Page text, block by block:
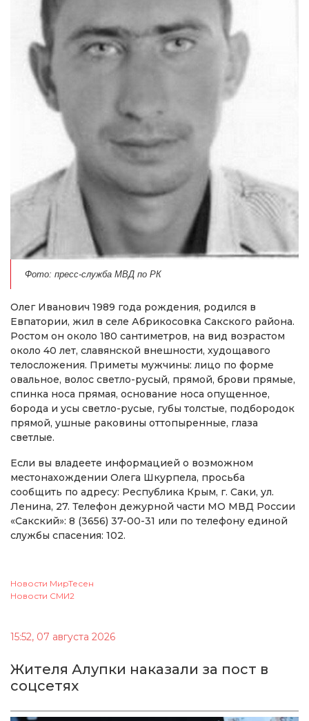
Фото: пресс-служба МВД по РК
Олег Иванович 1989 года рождения, родился в
Евпатории, жил в селе Абрикосовка Сакского района.
Ростом он около 180 сантиметров, на вид возрастом
около 40 лет, славянской внешности, худощавого
телосложения. Приметы мужчины: лицо по форме
овальное, волос светло-русый, прямой, брови прямые,
спинка носа прямая, основание носа опущенное,
борода и усы светло-русые, губы толстые, подбородок
прямой, ушные раковины оттопыренные, глаза
светлые.
Если вы владеете информацией о возможном
местонахождении Олега Шкурпела, просьба
сообщить по адресу: Республика Крым, г. Саки, ул.
Ленина, 27. Телефон дежурной части МО МВД России
«Сакский»: 8 (3656) 37-00-31 или по телефону единой
службы спасения: 102.
Новости МирТесен
Новости СМИ2
15:52, 07 августа 2026
Жителя Алупки наказали за пост в
соцсетях